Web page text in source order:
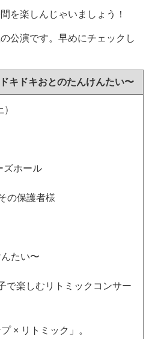
を楽しんじゃいましょう！
公演です。早めにチェックし
キドキおとのたんけんたい〜
ホール
の保護者様
たい〜
で楽しむリトミックコンサー
× リトミック」。